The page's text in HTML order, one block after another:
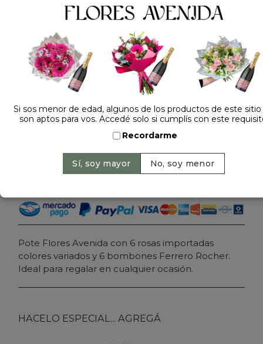
Dejá tu opinión
CAJA POTE CON ROSAS VARIADAS Y BOMBONES
DE CHOCOLATE LITE
$ 99.000 19% OFF
Pote Flores Avenida con 6 rosas importadas
colores variados y 6 bombones Ferrero Rocher.
Ideal para regalar en cualquier ocasión.
HACELO ESPECIAL... AGREGÁ
Si sos menor de edad, algunos de los productos de este
son aptos para vos. Accedé solo si cumplís con este
Recordarme